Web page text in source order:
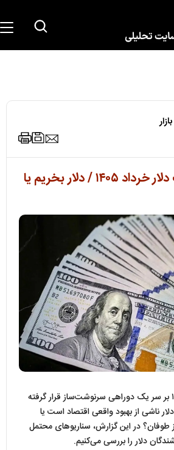
پیش‌بینی قیمت دلار خرداد ۱۴۰۵ / دلار بخریم یا
بازار ارز در خرداد ۱۴۰۵ بر سر یک دوراهی سرنوشت‌ساز قرار گرفته
ناشی از بهبود واقعی اقتصاد است یا
در این گزارش، سناریوهای محتمل
دلار را بررسی می‌کنیم.